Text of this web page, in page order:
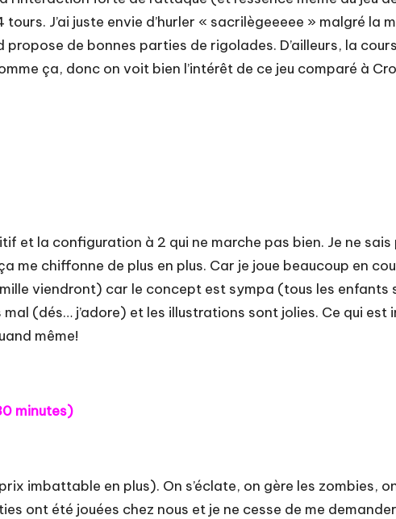
J’ai juste envie d’hurler « sacrilègeeeee » malgré la
de bonnes parties de rigolades. D’ailleurs, la
ça, donc on voit bien l’intérêt de ce jeu comparé à
et la configuration à 2 qui ne marche pas bien. Je ne sais
chiffonne de plus en plus. Car je joue beaucoup en
viendront) car le concept est sympa (tous les enfants
(dés… j’adore) et les illustrations sont jolies. Ce qui est
même!
minutes)
prix imbattable en plus). On s’éclate, on gère les zombies,
ont été jouées chez nous et je ne cesse de me